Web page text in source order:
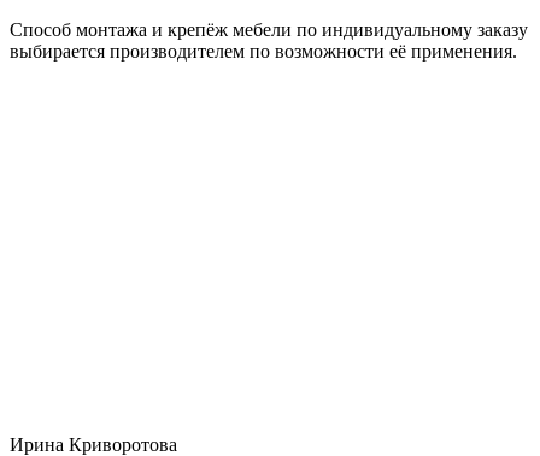
Способ монтажа и крепёж мебели по индивидуальному заказу
выбирается производителем по возможности её применения.
Ирина Криворотова